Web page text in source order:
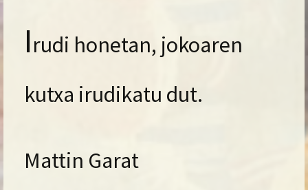
Irudi honetan, jokoaren
kutxa irudikatu dut.
Mattin Garat